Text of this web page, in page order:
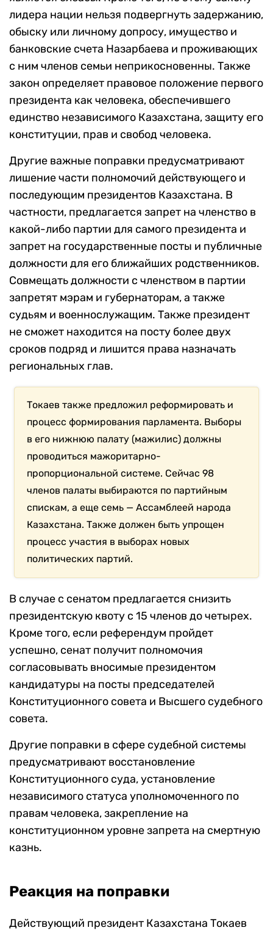
лидера нации нельзя подвергнуть задержанию,
обыску или личному допросу, имущество и
банковские счета Назарбаева и проживающих
с ним членов семьи неприкосновенны. Также
закон определяет правовое положение первого
президента как человека, обеспечившего
единство независимого Казахстана, защиту его
конституции, прав и свобод человека.
Другие важные поправки предусматривают
лишение части полномочий действующего и
последующим президентов Казахстана. В
частности, предлагается запрет на членство в
какой-либо партии для самого президента и
запрет на государственные посты и публичные
должности для его ближайших родственников.
Совмещать должности с членством в партии
запретят мэрам и губернаторам, а также
судьям и военнослужащим. Также президент
не сможет находится на посту более двух
сроков подряд и лишится права назначать
региональных глав.
Токаев также предложил реформировать и
процесс формирования парламента. Выборы
в его нижнюю палату (мажилис) должны
проводиться мажоритарно-
пропорциональной системе. Сейчас 98
членов палаты выбираются по партийным
спискам, а еще семь — Ассамблеей народа
Казахстана. Также должен быть упрощен
процесс участия в выборах новых
политических партий.
В случае с сенатом предлагается снизить
президентскую квоту с 15 членов до четырех.
Кроме того, если референдум пройдет
успешно, сенат получит полномочия
согласовывать вносимые президентом
кандидатуры на посты председателей
Конституционного совета и Высшего судебного
совета.
Другие поправки в сфере судебной системы
предусматривают восстановление
Конституционного суда, установление
независимого статуса уполномоченного по
правам человека, закрепление на
конституционном уровне запрета на смертную
казнь.
Реакция на поправки
Действующий президент Казахстана Токаев